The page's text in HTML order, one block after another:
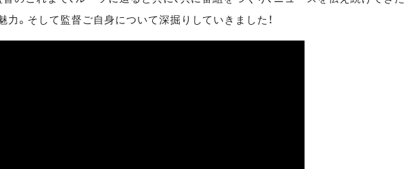
力。そして監督ご自身について深掘りしていきました！